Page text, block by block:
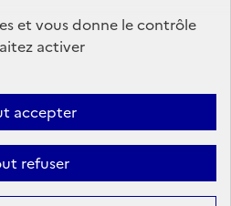
et vous donne le contrôle
activer
accepter
refuser